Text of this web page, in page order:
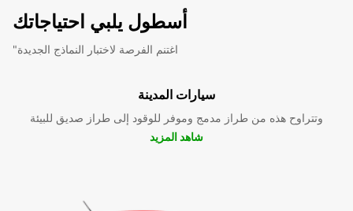
أسطول يلبي احتياجاتك
"اغتنم الفرصة لاختبار النماذج الجديدة
سيارات المدينة
وتتراوح هذه من طراز مدمج وموفر للوقود إلى طراز صديق للبيئة
شاهد المزيد